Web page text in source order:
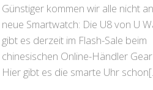
Günstiger kommen wir alle nicht
neue Smartwatch: Die U8 von U
gibt es derzeit im Flash-Sale beim
chinesischen Online-Händler
Hier gibt es die smarte Uhr